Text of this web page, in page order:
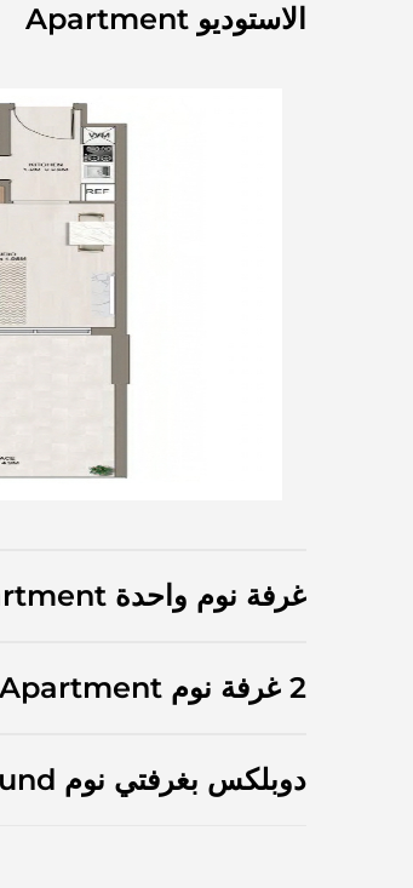
الاستوديو Apartment
غرفة نوم واحدة Apartment
2 غرفة نوم Apartment
دوبلكس بغرفتي نوم Compound